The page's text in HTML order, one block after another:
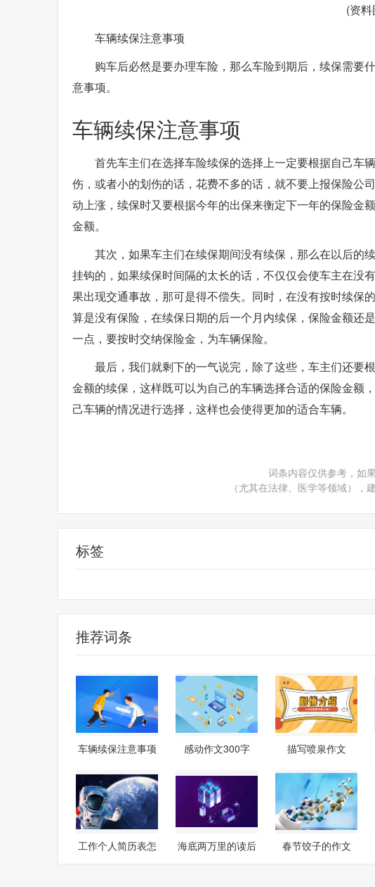
(资料
车辆续保注意事项
购车后必然是要办理车险，那么车险到期后，续保需要
意事项。
车辆续保注意事项
首先车主们在选择车险续保的选择上一定要根据自己车
伤，或者小的划伤的话，花费不多的话，就不要上报保险公
动上涨，续保时又要根据今年的出保来衡定下一年的保险金
金额。
其次，如果车主们在续保期间没有续保，那么在以后的
挂钩的，如果续保时间隔的太长的话，不仅仅会使车主在没
果出现交通事故，那可是得不偿失。同时，在没有按时续保
算是没有保险，在续保日期的后一个月内续保，保险金额还
一点，要按时交纳保险金，为车辆保险。
最后，我们就剩下的一气说完，除了这些，车主们还要
金额的续保，这样既可以为自己的车辆选择合适的保险金额
己车辆的情况进行选择，这样也会使得更加的适合车辆。
词条内容仅供参考，如
（尤其在法律、医学等领域），
标签
推荐词条
车辆续保注意事项 感动作文300字 描写喷泉作文
工作个人简历表怎
海底两万里的读后
春节饺子的作文